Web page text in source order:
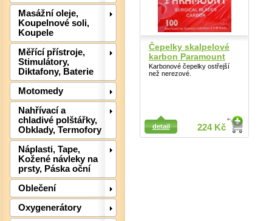
Masážní oleje,
Koupelnové soli,
Koupele
Měřící přístroje,
Stimulátory,
Diktafony, Baterie
Motomedy
Nahřívací a
chladivé polštářky,
Obklady, Termofory
Náplasti, Tape,
Kožené návleky na
prsty, Páska oční
Oblečení
Oxygenerátory
Čepelky skalpelové
karbon Paramount
Karbonové čepelky ostřejší
než nerezové.
224 Kč
detail